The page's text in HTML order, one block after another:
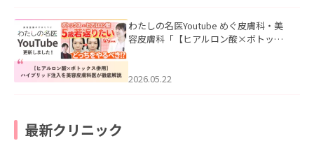
わたしの名医Youtube めぐ皮膚科・美
容皮膚科「【ヒアルロン酸×ボトック
た。
2026.05.22
最新クリニック